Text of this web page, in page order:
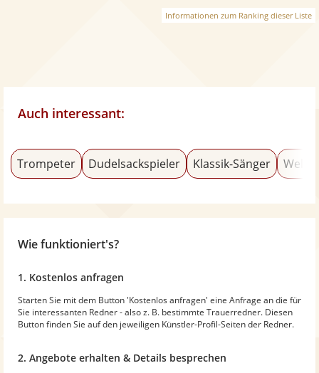
Informationen zum Ranking dieser Liste
Auch interessant:
Trompeter Dudelsackspieler Klassik-Sänger
Wie funktioniert's?
1. Kostenlos anfragen
Starten Sie mit dem Button 'Kostenlos anfragen' eine Anfrage an die für
Sie interessanten Redner - also z. B. bestimmte Trauerredner. Diesen
Button finden Sie auf den jeweiligen Künstler-Profil-Seiten der Redner.
2. Angebote erhalten & Details besprechen